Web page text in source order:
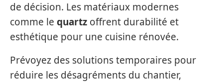
de décision. Les matériaux modernes
comme le quartz offrent durabilité et
esthétique pour une cuisine rénovée.
Prévoyez des solutions temporaires pour
réduire les désagréments du chantier,